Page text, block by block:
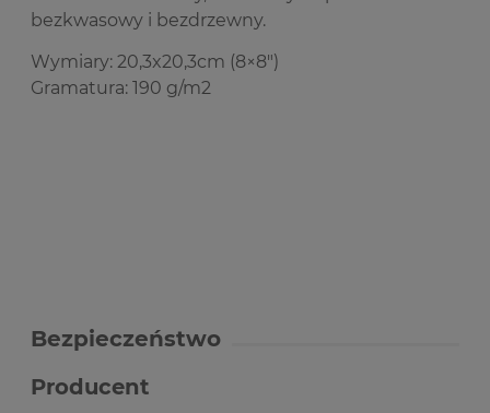
bezkwasowy i bezdrzewny.
Wymiary: 20,3x20,3cm (8×8")
Gramatura: 190 g/m2
Bezpieczeństwo
Producent